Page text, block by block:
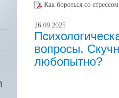
Как бороться со
26.09.2025
вопросы.
любопытно?